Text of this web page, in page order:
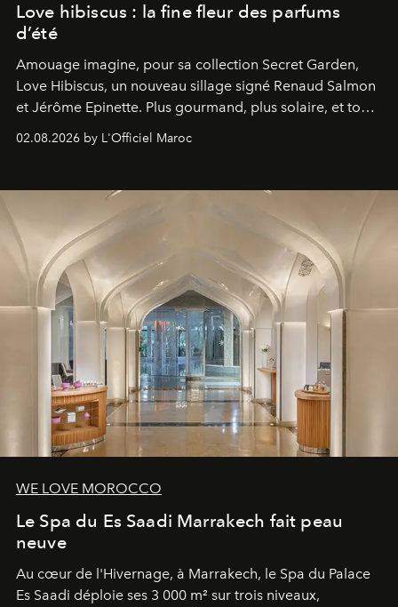
Love hibiscus : la fine fleur des parfums
d’été
Amouage imagine, pour sa collection Secret Garden,
Love Hibiscus, un nouveau sillage signé Renaud Salmon
et Jérôme Epinette. Plus gourmand, plus solaire, et tout
à fait irrésistible.
02.08.2026 by L'Officiel Maroc
WE LOVE MOROCCO
Le Spa du Es Saadi Marrakech fait peau
neuve
Au cœur de l'Hivernage, à Marrakech, le Spa du Palace
Es Saadi déploie ses 3 000 m² sur trois niveaux,